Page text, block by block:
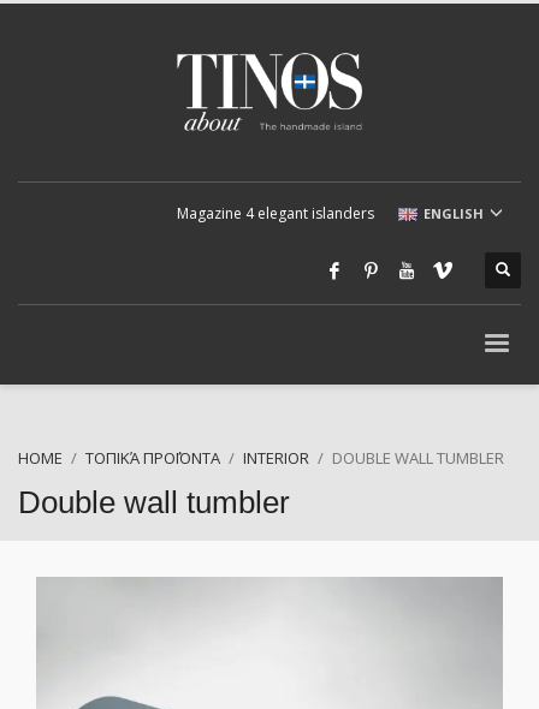
Magazine 4 elegant islanders ENGLISH
HOME ΤΟΠΙΚΆ ΠΡΟΪΌΝΤΑ INTERIOR DOUBLE WALL TUMBLER
Double wall tumbler